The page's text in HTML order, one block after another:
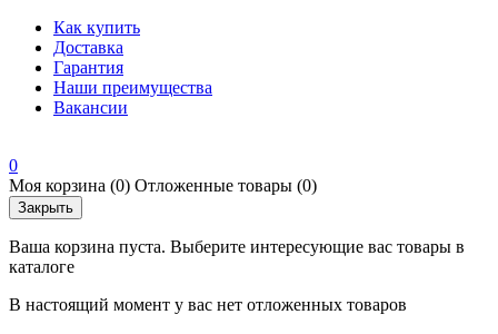
Как купить
Доставка
Гарантия
Наши преимущества
Вакансии
0
Моя корзина (0) Отложенные товары (0)
Закрыть
Ваша корзина пуста. Выберите интересующие вас товары в
каталоге
В настоящий момент у вас нет отложенных товаров